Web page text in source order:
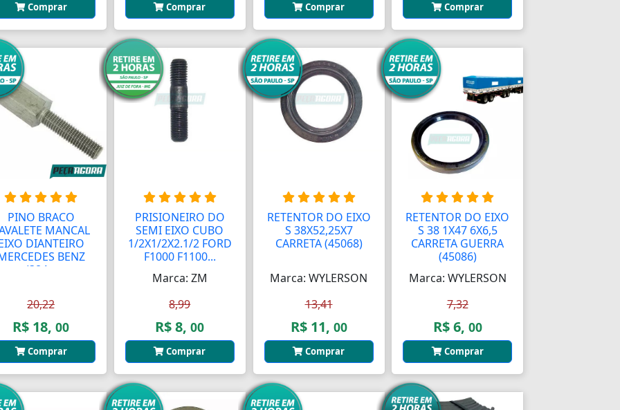
Comprar Comprar Comprar Comprar
PINO BRACO
MANCAL
DIANTEIRO
BENZ
(384...
20,22
R$ 18, 00
Comprar
PRISIONEIRO DO
SEMI EIXO CUBO
1/2X1/2X2.1/2 FORD
F1000 F1100...
Marca: ZM
8,99
R$ 8,00
Comprar
RETENTOR DO EIXO
S 38X52,25X7
CARRETA (45068)
Marca: WYLERSON
13,41
R$ 11, 00
Comprar
RETENTOR DO EIXO
S 38 1X47 6X6,5
CARRETA GUERRA
(45086)
Marca: WYLERSON
7,32
R$ 6, 00
Comprar